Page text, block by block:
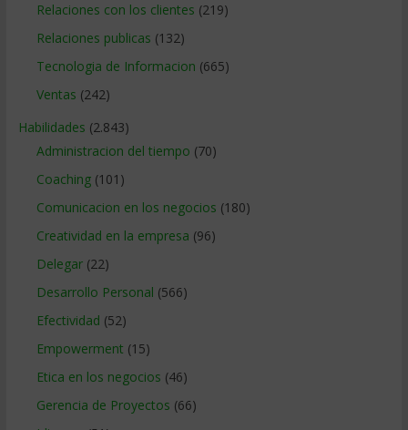
Relaciones con los clientes (219)
Relaciones publicas (132)
Tecnologia de Informacion (665)
Ventas (242)
Habilidades (2.843)
Administracion del tiempo (70)
Coaching(101)
Comunicacion en los negocios (180)
Creatividad en la empresa (96)
Delegar(22)
Desarrollo Personal (566)
Efectividad (52)
Empowerment (15)
Etica en los negocios (46)
Gerencia de Proyectos (66)